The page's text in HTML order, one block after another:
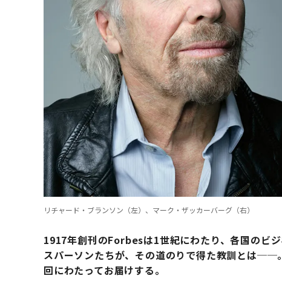
リチャード・ブランソン（左）、マーク・ザッカーバーグ（右）
1917年創刊のForbesは1世紀にわたり、各国のビ
スパーソンたちが、その道のりで得た教訓とは──
回にわたってお届けする。